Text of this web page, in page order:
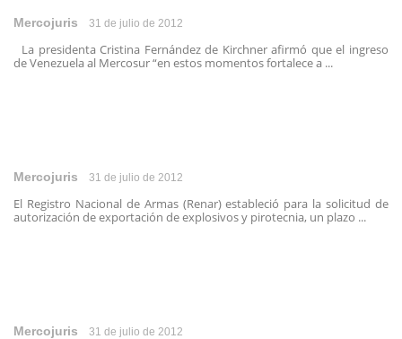
Mercojuris 31 de julio de 2012
La presidenta Cristina Fernández de Kirchner afirmó que el ingreso
de Venezuela al Mercosur “en estos momentos fortalece a ...
Mercojuris 31 de julio de 2012
El Registro Nacional de Armas (Renar) estableció para la solicitud de
autorización de exportación de explosivos y pirotecnia, un plazo ...
Mercojuris 31 de julio de 2012